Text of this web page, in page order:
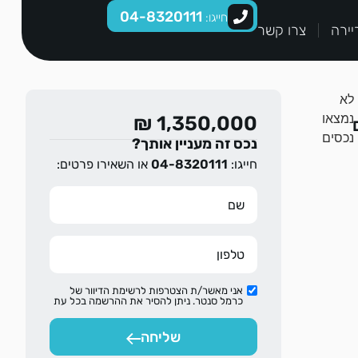
צרו קשר
חייגו:
לא
נמצאו
נכסים
1,350,000 ₪
נכס זה מעניין אותך?
חייגו: 04-8320111 או השאירו פרטים:
אני מאשר/ת הצטרפות לרשימת הדיוור של
כרמל סנטר. ניתן להסיר את ההרשמה בכל עת
שליחה